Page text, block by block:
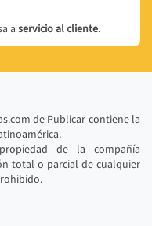
aservicio al cliente.
de Publicar contiene la
de la compañía
total o parcial de cualquier